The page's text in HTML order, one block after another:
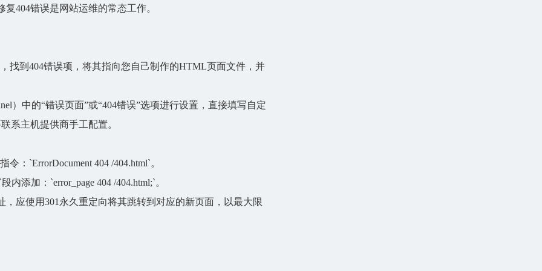
404错误是网站运维的常态工作。
找到404错误项，将其指向您自己制作的HTML页面文件，并
）中的“错误页面”或“404错误”选项进行设置，直接填写自定
系主机提供商手工配置。
：`ErrorDocument 404 /404.html`。
添加：`error_page 404 /404.html;`。
应使用301永久重定向将其跳转到对应的新页面，以最大限